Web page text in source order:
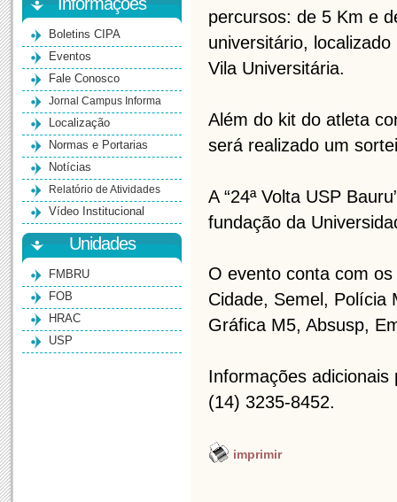
Boletins CIPA
Eventos
Fale Conosco
Jornal Campus Informa
Localização
Normas e Portarias
Notícias
Relatório de Atividades
Vídeo Institucional
Unidades
FMBRU
FOB
HRAC
USP
percursos: de 5 Km e
universitário,
Vila Universitária.
Além do kit do atleta
será realizado um
A “24ª Volta USP
fundação da
O evento conta com
Cidade, Semel, Polícia
Gráfica M5, Absusp,
Informações
(14) 3235-8452.
imprimir